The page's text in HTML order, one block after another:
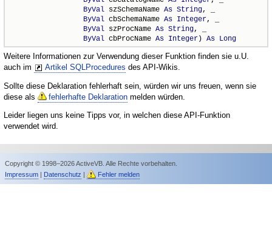
ByVal szSchemaName As String, _
ByVal cbSchemaName As Integer, _
ByVal szProcName As String, _
ByVal cbProcName As Integer) As Long
Weitere Informationen zur Verwendung dieser Funktion finden sie u.U.
auch im
Artikel SQLProcedures des API-Wikis.
Sollte diese Deklaration fehlerhaft sein, würden wir uns freuen, wenn sie
diese als
fehlerhafte Deklaration melden würden.
Leider liegen uns keine Tipps vor, in welchen diese API-Funktion
verwendet wird.
Copyright © 1998–2026 ActiveVB. Alle Rechte vorbehalten.
Impressum| Datenschutz | Fehler melden